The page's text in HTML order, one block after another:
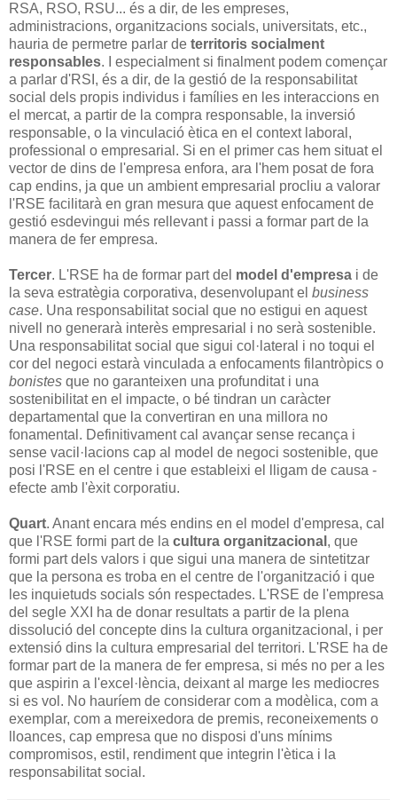
RSA, RSO, RSU... és a dir, de les empreses,
administracions, organitzacions socials, universitats, etc.,
hauria de permetre parlar de territoris socialment
responsables. I especialment si finalment podem començar
a parlar d'RSI, és a dir, de la gestió de la responsabilitat
social dels propis individus i famílies en les interaccions en
el mercat, a partir de la compra responsable, la inversió
responsable, o la vinculació ètica en el context laboral,
professional o empresarial. Si en el primer cas hem situat el
vector de dins de l'empresa enfora, ara l'hem posat de fora
cap endins, ja que un ambient empresarial procliu a valorar
l'RSE facilitarà en gran mesura que aquest enfocament de
gestió esdevingui més rellevant i passi a formar part de la
manera de fer empresa.
Tercer. L'RSE ha de formar part del model d'empresa i de
la seva estratègia corporativa, desenvolupant el business
case. Una responsabilitat social que no estigui en aquest
nivell no generarà interès empresarial i no serà sostenible.
Una responsabilitat social que sigui col·lateral i no toqui el
cor del negoci estarà vinculada a enfocaments filantròpics o
bonistes que no garanteixen una profunditat i una
sostenibilitat en el impacte, o bé tindran un caràcter
departamental que la convertiran en una millora no
fonamental. Definitivament cal avançar sense recança i
sense vacil·lacions cap al model de negoci sostenible, que
posi l'RSE en el centre i que estableixi el lligam de causa -
efecte amb l'èxit corporatiu.
Quart. Anant encara més endins en el model d'empresa, cal
que l'RSE formi part de la cultura organitzacional , que
formi part dels valors i que sigui una manera de sintetitzar
que la persona es troba en el centre de l'organització i que
les inquietuds socials són respectades. L'RSE de l'empresa
del segle XXI ha de donar resultats a partir de la plena
dissolució del concepte dins la cultura organitzacional, i per
extensió dins la cultura empresarial del territori. L'RSE ha de
formar part de la manera de fer empresa, si més no per a les
que aspirin a l'excel·lència, deixant al marge les mediocres
si es vol. No hauríem de considerar com a modèlica, com a
exemplar, com a mereixedora de premis, reconeixements o
lloances, cap empresa que no disposi d'uns mínims
compromisos, estil, rendiment que integrin l'ètica i la
responsabilitat social.